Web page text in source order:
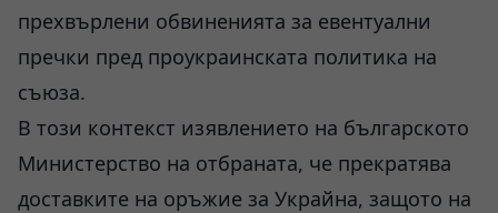
прехвърлени обвиненията за евентуални
пречки пред проукраинската политика на
съюза.
В този контекст изявлението на българското
Министерство на отбраната, че прекратява
доставките на оръжие за Украйна, защото на